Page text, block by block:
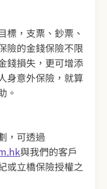
標，支票、鈔票、
險的金錢保險不限
錢損失，更可增添
身意外保險，就算
。
，可透過
與我們的客戶
或立橋保險授權之